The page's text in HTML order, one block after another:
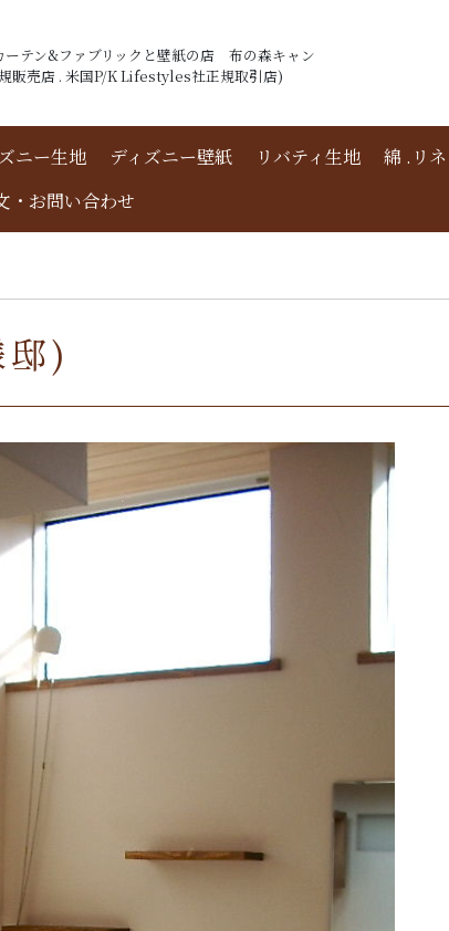
テン&ファブリックと壁紙の店 布の森キャン
販売店 . 米国P/K Lifestyles社正規取引店)
ニー生地 ディズニー壁紙 リバティ生地 綿 .リ
・お問い合わせ
)